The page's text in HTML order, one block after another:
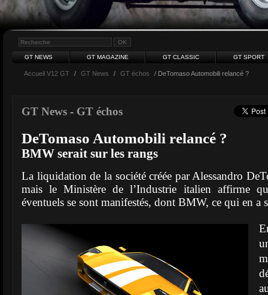
GT NEWS GT MAGAZINE GT CLASSIC GT SPORT
Accueil V12 GT / GT News / GT échos / DeTomaso Automobili relancé ?
GT News - GT échos
DeTomaso Automobili relancé ?
BMW serait sur les rangs
La liquidation de la société créée par Alessandro
mais le Ministère de l’Industrie italien affirme
éventuels se sont manifestés, dont BMW, ce qui en a